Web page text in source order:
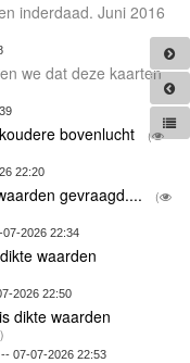
inderdaad. Juni 2016
we dat deze kaarten
bovenlucht
(
22:20
gevraagd....
(
07-2026 22:34
waarden
2026 22:50
dikte waarden
07-07-2026 22:53